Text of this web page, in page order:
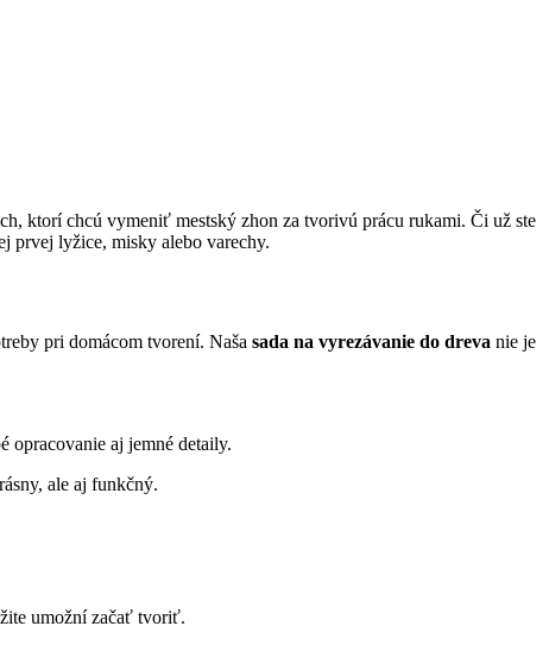
ktorí chcú vymeniť mestský zhon za tvorivú prácu rukami. Či už ste
prvej lyžice, misky alebo varechy.
pri domácom tvorení. Naša sada na vyrezávanie do dreva nie je
opracovanie aj jemné detaily.
ale aj funkčný.
umožní začať tvoriť.